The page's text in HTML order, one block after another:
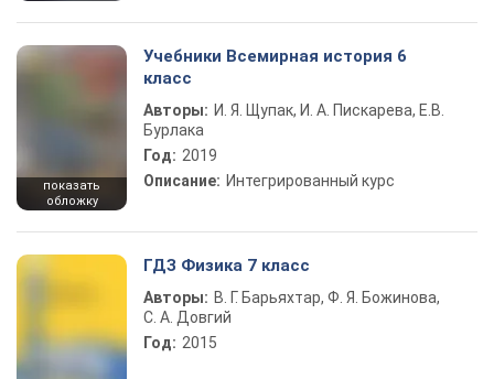
показать
обложку
Учебники Всемирная история 6
класс
Авторы: И. Я. Щупак, И. А. Пискарева, Е.В.
Бурлака
Год: 2019
Описание: Интегрированный курс
ГДЗ Физика 7 класс
Авторы: В. Г. Барьяхтар, Ф. Я. Божинова,
С. А. Довгий
Год: 2015